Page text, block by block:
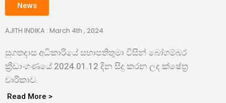
News
AJITH INDIKA : March 4th , 2024
සුගතදාස අධිකාරියේ සභාපතිතුමා විසින් බෝගම්බර
ක්‍රීඩාංගණයේ 2024.01.12 දින සිදු කරන ලද ක්ෂේත්‍ර
චාරිකාව.
Read More >